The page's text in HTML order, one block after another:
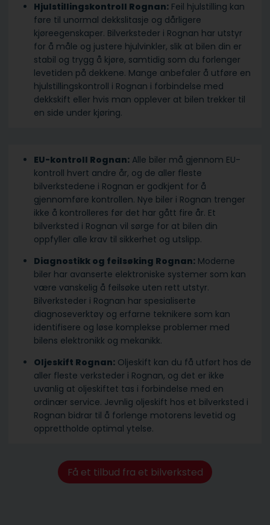
Hjulstillingskontroll Rognan: Feil hjulstilling kan
føre til unormal dekkslitasje og dårligere
kjøreegenskaper. Bilverksteder i Rognan har utstyr
for å måle og justere hjulvinkler, slik at bilen din er
stabil og trygg å kjøre, samtidig som du forlenger
levetiden på dekkene. Mange anbefaler å utføre en
hjulstillingskontroll i Rognan i forbindelse med
dekkskift eller hvis man opplever at bilen trekker til
en side under kjøring.
EU-kontroll Rognan: Alle biler må gjennom EU-
kontroll hvert andre år, og de aller fleste
bilverkstedene i Rognan er godkjent for å
gjennomføre kontrollen. Nye biler i Rognan trenger
ikke å kontrolleres før det har gått fire år. Et
bilverksted i Rognan vil sørge for at bilen din
oppfyller alle krav til sikkerhet og utslipp.
Diagnostikk og feilsøking Rognan: Moderne
biler har avanserte elektroniske systemer som kan
være vanskelig å feilsøke uten rett utstyr.
Bilverksteder i Rognan har spesialiserte
diagnoseverktøy og erfarne teknikere som kan
identifisere og løse komplekse problemer med
bilens elektronikk og mekanikk.
Oljeskift Rognan: Oljeskift kan du få utført hos de
aller fleste verksteder i Rognan, og det er ikke
uvanlig at oljeskiftet tas i forbindelse med en
ordinær service. Jevnlig oljeskift hos et bilverksted i
Rognan bidrar til å forlenge motorens levetid og
opprettholde optimal ytelse.
Få et tilbud fra et bilverksted